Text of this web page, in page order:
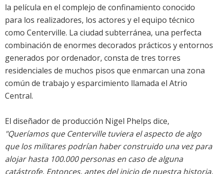
la película en el complejo de confinamiento conocido
para los realizadores, los actores y el equipo técnico
como Centerville. La ciudad subterránea, una perfecta
combinación de enormes decorados prácticos y entornos
generados por ordenador, consta de tres torres
residenciales de muchos pisos que enmarcan una zona
común de trabajo y esparcimiento llamada el Atrio
Central.
El diseñador de producción Nigel Phelps dice,
"Queríamos que Centerville tuviera el aspecto de algo
que los militares podrían haber construido una vez para
alojar hasta 100.000 personas en caso de alguna
catástrofe. Entonces, antes del inicio de nuestra historia,